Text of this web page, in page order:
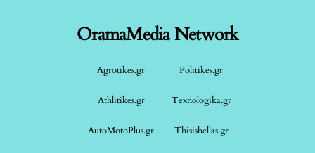
OramaMedia Network
Agrotikes.gr Politikes.gr
Athlitikes.gr Texnologika.gr
AutoMotoPlus.gr Thisishellas.gr